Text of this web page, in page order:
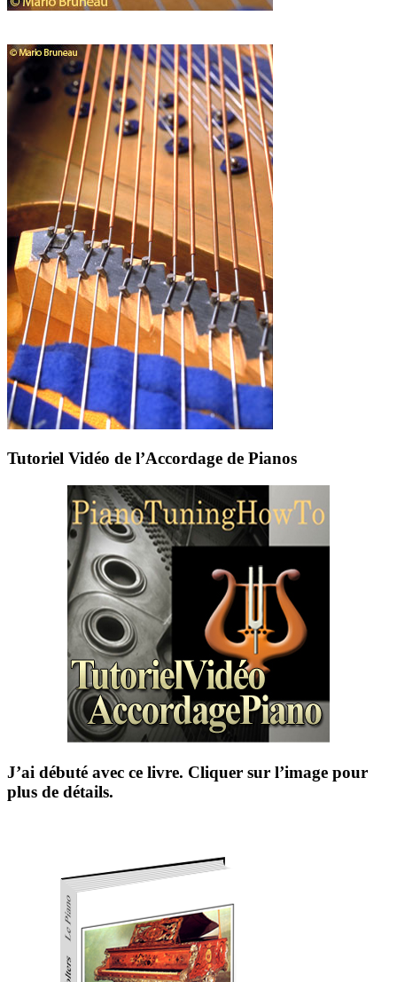
Tutoriel Vidéo de l’Accordage de Pianos
J’ai débuté avec ce livre. Cliquer sur l’image pour
plus de détails.